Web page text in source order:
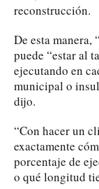
reconstrucción.
De esta
puede “estar al
ejecutando en
municipal o
dijo.
“Con hacer un
exactamente
porcentaje de
o qué longitud